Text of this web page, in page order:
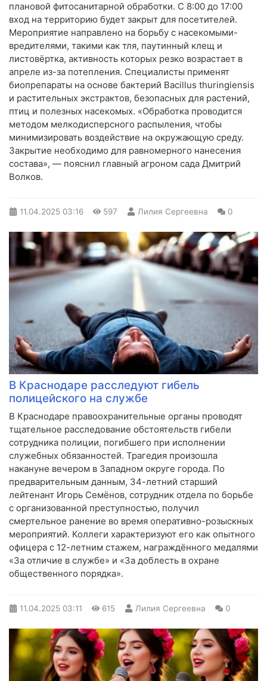
плановой фитосанитарной обработки. С 8:00 до 17:00
вход на территорию будет закрыт для посетителей.
Мероприятие направлено на борьбу с насекомыми-
вредителями, такими как тля, паутинный клещ и
листовёртка, активность которых резко возрастает в
апреле из-за потепления. Специалисты применят
биопрепараты на основе бактерий Bacillus thuringiensis
и растительных экстрактов, безопасных для растений,
птиц и полезных насекомых. «Обработка проводится
методом мелкодисперсного распыления, чтобы
минимизировать воздействие на окружающую среду.
Закрытие необходимо для равномерного нанесения
состава», — пояснил главный агроном сада Дмитрий
Волков.
11.04.2025 03:16 597 Лилия Сергеевна 0
В Краснодаре расследуют гибель
полицейского на службе
В Краснодаре правоохранительные органы проводят
тщательное расследование обстоятельств гибели
сотрудника полиции, погибшего при исполнении
служебных обязанностей. Трагедия произошла
накануне вечером в Западном округе города. По
предварительным данным, 34-летний старший
лейтенант Игорь Семёнов, сотрудник отдела по борьбе
с организованной преступностью, получил
смертельное ранение во время оперативно-розыскных
мероприятий. Коллеги характеризуют его как опытного
офицера с 12-летним стажем, награждённого медалями
«За отличие в службе» и «За доблесть в охране
общественного порядка».
11.04.2025 03:11 615 Лилия Сергеевна 0